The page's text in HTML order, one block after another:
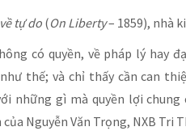
tự do (On Liberty– 1859), nhà
có quyền, về pháp lý hay
thế; và chỉ thấy cần can
những gì mà quyền lợi
Nguyễn Văn Trọng, NXB Tri